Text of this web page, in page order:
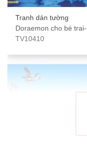
Tranh dán tường
Doraemon cho bé trai-
TV10410